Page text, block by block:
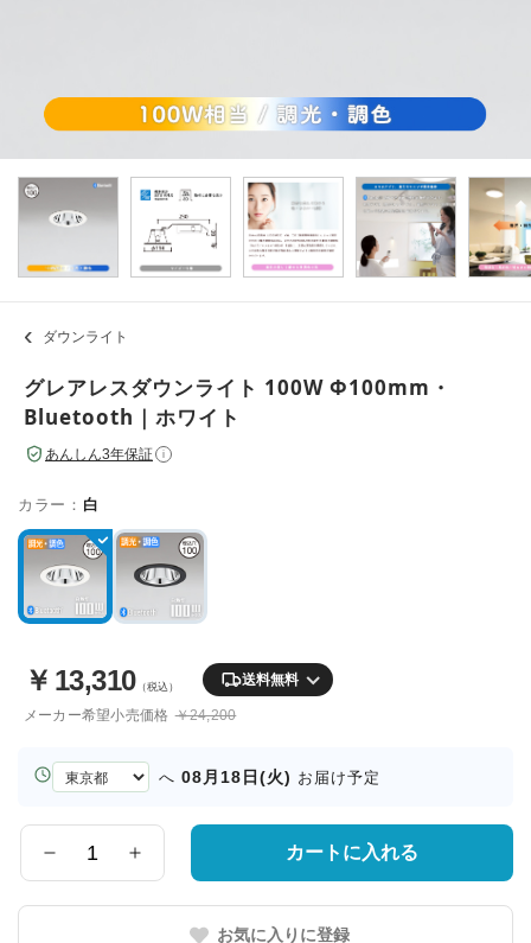
ダウンライト
グレアレスダウンライト 100W Φ100mm・
Bluetooth｜ホワイト
あんしん3年保証 i
カラー： 白
￥ 13,310（税込） 送料無料
メーカー希望小売価格 ￥24,200
お
届
へ 08月18日(火) お届け予定
量
カートに入れる
お気に入りに登録